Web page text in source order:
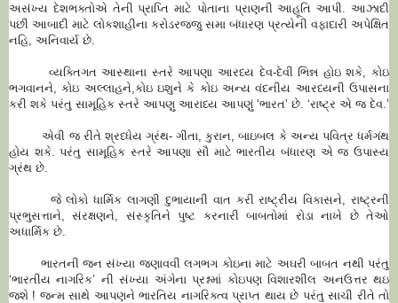
અસંખ્ય દેશભક્તોએ તેની પ્રાપ્તિ માટે પોતાના પ્રાણની આહૂતિ આપી. આઝાદી
પછી આબાદી માટે લોકશાહીના કરોડરજ્જુ સમા બંધારણ પ્રત્યેની વફાદારી અપેક્ષિત
નહિ, અનિવાર્ય છે.
વ્યક્તિગત આસ્થાના સ્તરે આપણા આરધ્ય દેવ-દેવી ભિન્ન હોઇ શકે, કોઇ
ભગવાનને, કોઇ અલ્લાહને,કોઇ ઇશુને કે કોઇ અન્ય વંદનીય આરધ્યની ઉપાસના
કરી શકે પરંતુ સામૂહિક સ્તરે આપણુ આરાધ્ય આપણું ‘ભારત’ છે. ‘રાષ્ટ્ર એ જ દેવ.’
એવી જ રીતે શ્રધ્ધેય ગ્રંથ- ગીતા, કુરાન, બાઇબલ કે અન્ય પવિત્ર ધર્મગંથ
હોય શકે. પરંતુ સામૂહિક સ્તરે આપણા સૌ માટે ભારતીય બંધારણ એ જ ઉપાસ્ય
ગ્રંથ છે.
જે લોકો ધાર્મિક લાગણી દુભાયાની વાત કરી રાષ્ટ્રીય વિકાસને, રાષ્ટ્રની
પ્રભુસત્તાને, સંરક્ષણને, સંસ્કૃતિને પુષ્ટ કરનારી બાબતોમાં રોડા નાખે છે તેઓ
અધાર્મિક છે.
ભારતની જન સંખ્યા જણાવવી લગભગ કોઇના માટે અઘરી બાબત નથી પરંતુ
‘ભારતીય નાગરિક’ ની સંખ્યા અંગેના પ્રશ્નમાં કોઇપણ વિશારશીલ અનઉત્તર થઇ
જશે ! જન્મ સાથે આપણને ભારતિય નાગરિક્ત્વ પ્રાપ્ત થાય છે પરંતુ સાચી રીતે તો